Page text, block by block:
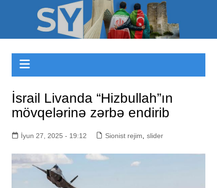
Sizinyol.org
İsrail Livanda “Hizbullah”ın
mövqelərinə zərbə endirib
İyun 27, 2025 - 19:12 Sionist rejim slider